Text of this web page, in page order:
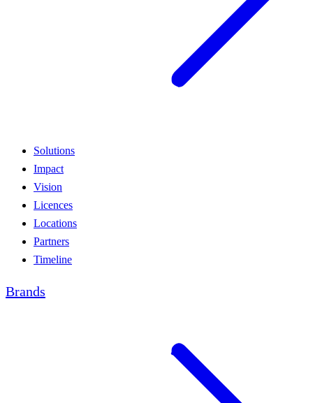
Solutions
Impact
Vision
Licences
Locations
Partners
Timeline
Brands